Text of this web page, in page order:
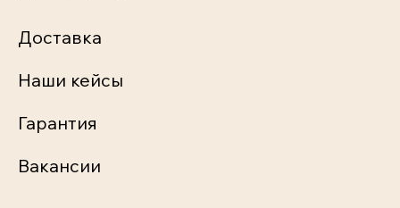
Доставка
Наши кейсы
Гарантия
Вакансии